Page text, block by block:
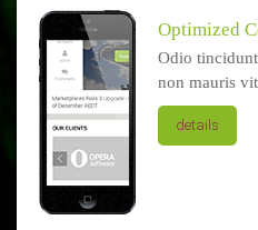
Optimized
Odio
non mauris
details